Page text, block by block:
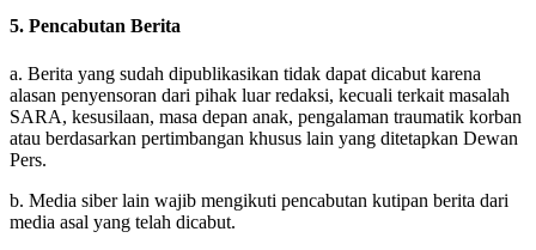
5. Pencabutan Berita
a. Berita yang sudah dipublikasikan tidak dapat dicabut karena
alasan penyensoran dari pihak luar redaksi, kecuali terkait masalah
SARA, kesusilaan, masa depan anak, pengalaman traumatik korban
atau berdasarkan pertimbangan khusus lain yang ditetapkan Dewan
Pers.
b. Media siber lain wajib mengikuti pencabutan kutipan berita dari
media asal yang telah dicabut.